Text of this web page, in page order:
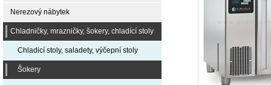
Nerezový nábytek
Chladničky, mrazničky, šokery, chladící stoly
Chladicí stoly, saladety, výčepní stoly
Šokery